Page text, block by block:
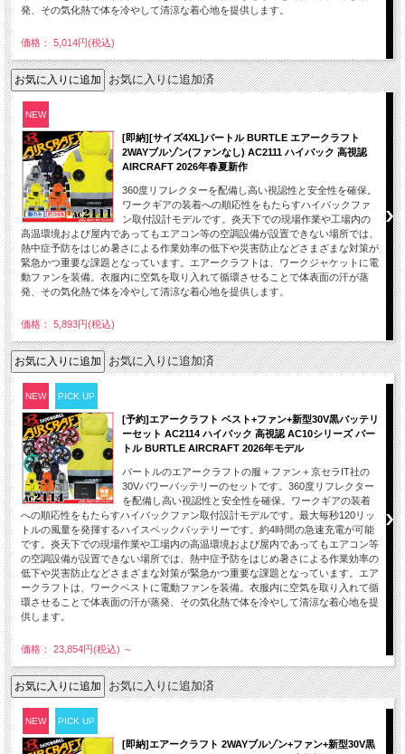
発、その気化熱で体を冷やして清涼な着心地を提供します。
価格： 5,014円(税込)
お気に入りに追加済
NEW
[即納][サイズ4XL]バートル BURTLE エアークラフト
2WAYブルゾン(ファンなし) AC2111 ハイバック 高視認
AIRCRAFT 2026年春夏新作
360度リフレクターを配備し高い視認性と安全性を確保。
ワークギアの装着への順応性をもたらすハイバックファ
ン取付設計モデルです。炎天下での現場作業や工場内の
高温環境および屋内であってもエアコン等の空調設備が設置できない場所では、
熱中症予防をはじめ暑さによる作業効率の低下や災害防止などさまざまな対策が
緊急かつ重要な課題となっています。エアークラフトは、ワークジャケットに電
動ファンを装備。衣服内に空気を取り入れて循環させることで体表面の汗が蒸
発、その気化熱で体を冷やして清涼な着心地を提供します。
価格： 5,893円(税込)
お気に入りに追加済
NEW PICK UP
[予約]エアークラフト ベスト+ファン+新型30V黒バッテリ
ーセット AC2114 ハイバック 高視認 AC10シリーズ バー
トル BURTLE AIRCRAFT 2026年モデル
バートルのエアークラフトの服＋ファン＋京セラIT社の
30Vパワーバッテリーのセットです。360度リフレクター
を配備し高い視認性と安全性を確保。ワークギアの装着
への順応性をもたらすハイバックファン取付設計モデルです。最大毎秒120リッ
トルの風量を発揮するハイスペックバッテリーです。約4時間の急速充電が可能
です。炎天下での現場作業や工場内の高温環境および屋内であってもエアコン等
の空調設備が設置できない場所では、熱中症予防をはじめ暑さによる作業効率の
低下や災害防止などさまざまな対策が緊急かつ重要な課題となっています。エア
ークラフトは、ワークベストに電動ファンを装備。衣服内に空気を取り入れて循
環させることで体表面の汗が蒸発、その気化熱で体を冷やして清涼な着心地を提
供します。
価格： 23,854円(税込) ～
お気に入りに追加済
NEW PICK UP
[即納]エアークラフト 2WAYブルゾン+ファン+新型30V黒